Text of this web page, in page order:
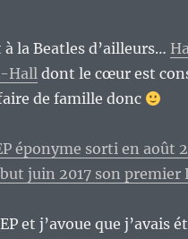
la Beatles d’ailleurs…
Halldont le cœur est
de famille donc
éponyme sorti en août
juin 2017 son premier
et j’avoue que